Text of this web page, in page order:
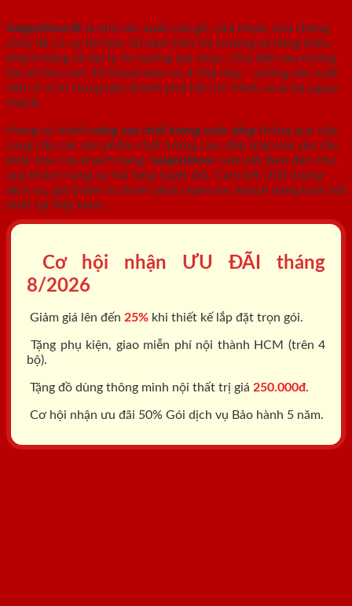
SaigonDoor® là nhà sản xuất cửa gỗ, cửa nhựa, cửa chống
cháy đã có uy tín hơn 10 năm trên thị trường và hàng triệu
khách hàng và đại lý tin tưởng lựa chọn. Cho đến nay chúng
tôi sở hữu hơn 10 showroom và 4 nhà máy - xưởng sản xuất
nằm ở vị trí trung tâm thành phố Hồ Chí Minh và & tại ngoại
thành.
Mang sứ mệnh nâng cao chất lượng cuộc sống thông qua việc
cung cấp các sản phẩm chất lượng cao, đáp ứng mọi yêu cầu
khắc khe của khách hàng. SaigonDoor cam kết đem đến cho
quý khách hàng sự hài lòng tuyệt đối. Cam kết chất lượng
dịch vụ, giá thành & chính sách chăm sóc khách hàng luôn tốt
nhất tại Việt Nam.
Cơ hội nhận ƯU ĐÃI tháng
8/2026
Giảm giá lên đến 25% khi thiết kế lắp đặt trọn gói.
Tặng phụ kiện, giao miễn phí nội thành HCM (trên 4
bộ).
Tặng đồ dùng thông minh nội thất trị giá 250.000đ.
Cơ hội nhận ưu đãi 50% Gói dịch vụ Bảo hành 5 năm.